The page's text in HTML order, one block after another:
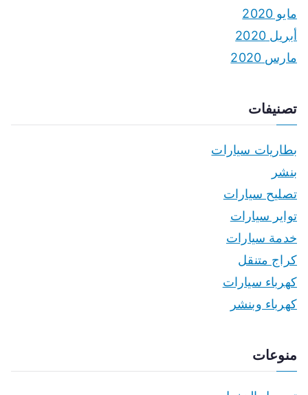
مايو 2020
أبريل 2020
مارس 2020
تصنيفات
بطاريات سيارات
بنشر
تصليح سيارات
تواير سيارات
خدمة سيارات
كراج متنقل
كهرباء سيارات
كهرباء وبنشر
منوعات